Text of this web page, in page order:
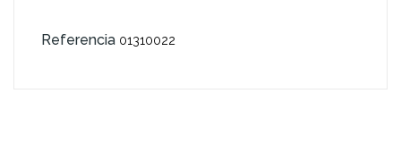
Referencia 01310022